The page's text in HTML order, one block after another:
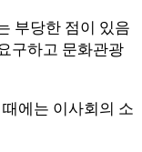
부당한 점이 있음
구하고 문화관광
에는 이사회의 소